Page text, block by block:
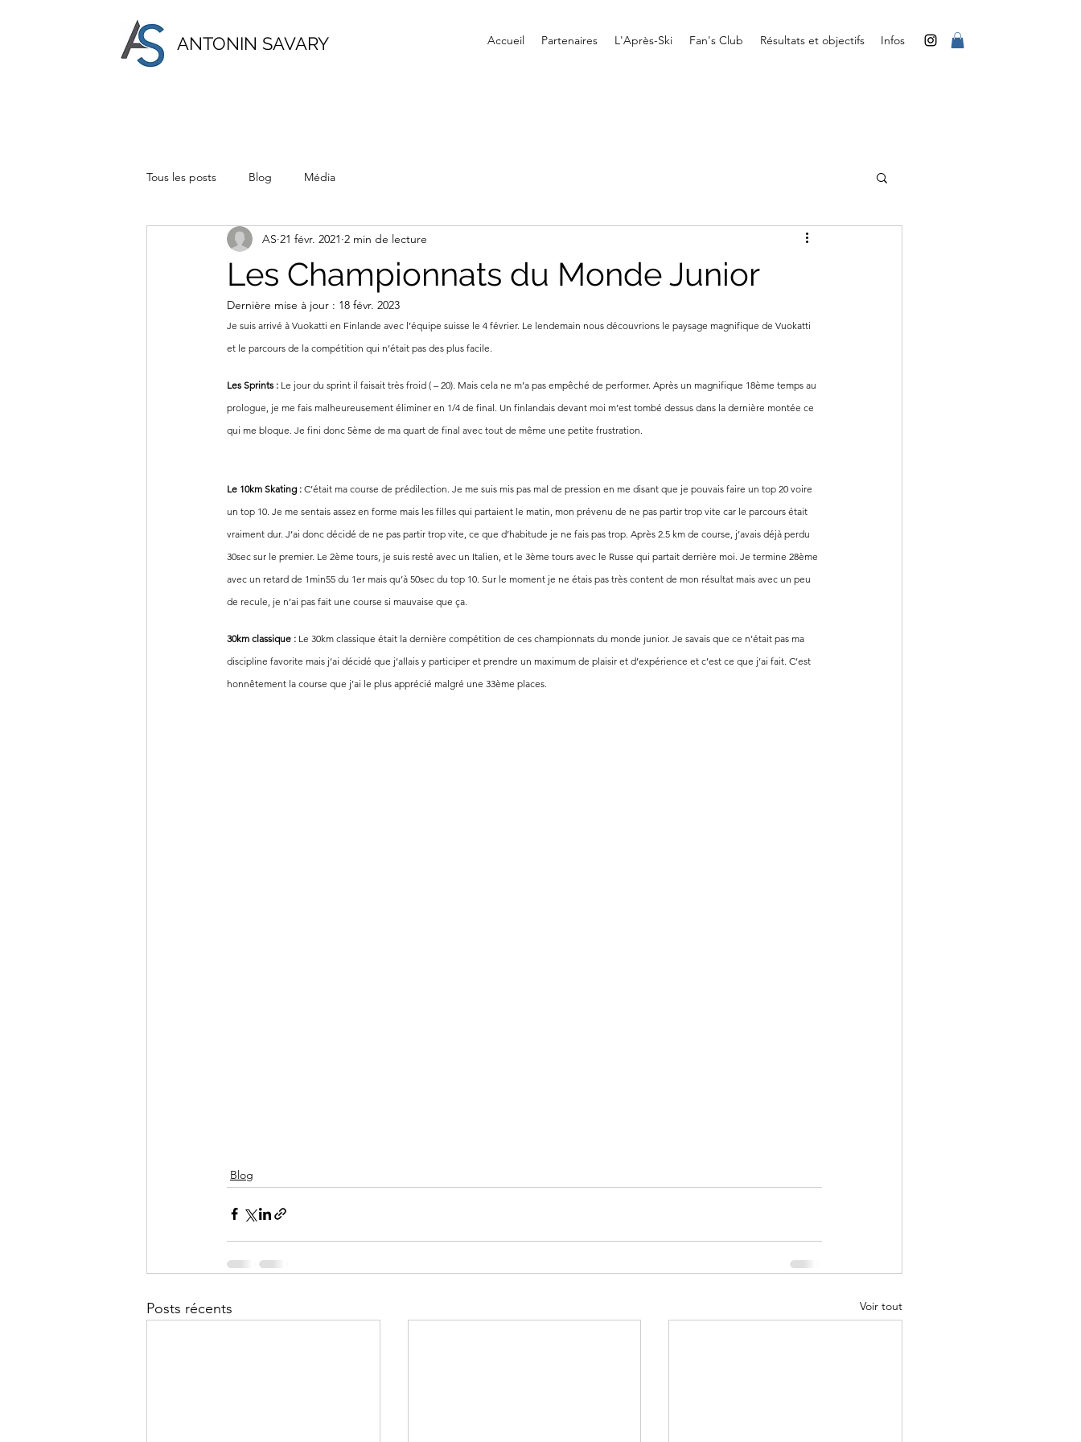
ANTONIN SAVARY Accueil Partenaires L'Après-Ski Fan's Club Résultats et objectifs Infos
Tous les posts Blog Média
Les Championnats du Monde Junior
AS 21 févr. 2021 2 min de lecture
Dernière mise à jour : 18 févr. 2023
Je suis arrivé à Vuokatti en Finlande avec l’équipe suisse le 4 février. Le lendemain nous découvrions le paysage magnifique de Vuokatti
et le parcours de la compétition qui n’était pas des plus facile.
Les Sprints : Le jour du sprint il faisait très froid ( – 20). Mais cela ne m’a pas empêché de performer. Après un magnifique 18ème temps au
prologue, je me fais malheureusement éliminer en 1/4 de final. Un finlandais devant moi m’est tombé dessus dans la dernière montée ce
qui me bloque. Je fini donc 5ème de ma quart de final avec tout de même une petite frustration.
Le 10km Skating : C’était ma course de prédilection. Je me suis mis pas mal de pression en me disant que je pouvais faire un top 20 voire
un top 10. Je me sentais assez en forme mais les filles qui partaient le matin, mon prévenu de ne pas partir trop vite car le parcours était
vraiment dur. J’ai donc décidé de ne pas partir trop vite, ce que d’habitude je ne fais pas trop. Après 2.5 km de course, j’avais déjà perdu
30sec sur le premier. Le 2ème tours, je suis resté avec un Italien, et le 3ème tours avec le Russe qui partait derrière moi. Je termine 28ème
avec un retard de 1min55 du 1er mais qu’à 50sec du top 10. Sur le moment je ne étais pas très content de mon résultat mais avec un peu
de recule, je n’ai pas fait une course si mauvaise que ça.
30km classique : Le 30km classique était la dernière compétition de ces championnats du monde junior. Je savais que ce n’était pas ma
discipline favorite mais j’ai décidé que j’allais y participer et prendre un maximum de plaisir et d’expérience et c’est ce que j’ai fait. C’est
honnêtement la course que j’ai le plus apprécié malgré une 33ème places.
Blog
Posts récents Voir tout